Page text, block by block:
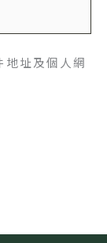
地址及個人網